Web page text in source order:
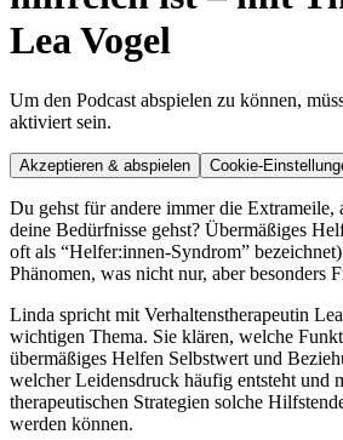
Lea Vogel
Um den Podcast abspielen zu können,
aktiviert sein.
Akzeptieren & abspielen Cookie-
Du gehst für andere immer die Extrameile,
deine Bedürfnisse gehst? Übermäßiges
oft als “Helfer:innen-Syndrom”
Phänomen, was nicht nur, aber besonders
Linda spricht mit Verhaltenstherapeutin
wichtigen Thema. Sie klären, welche
übermäßiges Helfen Selbstwert und
welcher Leidensdruck häufig entsteht und
therapeutischen Strategien solche
werden können.